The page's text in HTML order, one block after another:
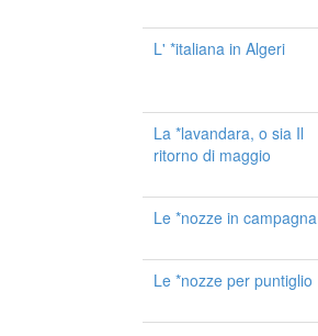
L' *italiana in Algeri
La *lavandara, o sia Il
ritorno di maggio
Le *nozze in campagna
Le *nozze per puntiglio